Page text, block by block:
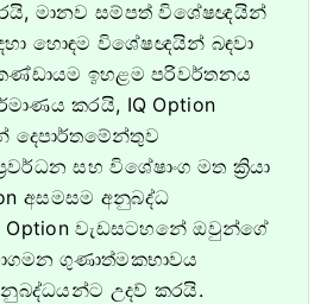
මානව සම්පත් විශේෂඥයින්
හොඳම විශේෂඥයින් බඳවා
ඉහළම පරිවර්තනය
කරයි, IQ Option
දෙපාර්තමේන්තුව
සහ විශේෂාංග මත ක්‍රියා
අසමසම අනුබද්ධ
වැඩසටහනේ ඔවුන්ගේ
ගුණාත්මකභාවය
උදව් කරයි.